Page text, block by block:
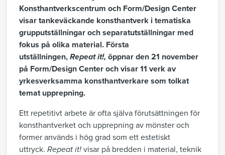
Konsthantverkscentrum och Form/Design Center
visar tankeväckande konsthantverk i tematiska
grupputställningar och separatutställningar med
fokus på olika material. Första
utställningen, Repeat it!, öppnar den 21 november
på Form/Design Center och visar 11 verk av
yrkesverksamma konsthantverkare som tolkat
temat upprepning.
Ett repetitivt arbete är ofta själva förutsättningen för
konsthantverket och upprepning av mönster och
former används i hög grad som ett estetiskt
uttryck. Repeat it! visar på bredden i material, teknik